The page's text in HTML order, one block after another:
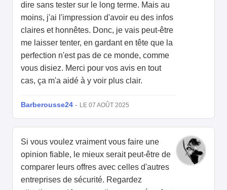
dire sans tester sur le long terme. Mais au
moins, j'ai l'impression d'avoir eu des infos
claires et honnêtes. Donc, je vais peut-être
me laisser tenter, en gardant en tête que la
perfection n'est pas de ce monde, comme
vous disiez. Merci pour vos avis en tout
cas, ça m'a aidé à y voir plus clair.
Barberousse24 - LE 07 AOÛT 2025
Si vous voulez vraiment vous faire une
opinion fiable, le mieux serait peut-être de
comparer leurs offres avec celles d'autres
entreprises de sécurité. Regardez